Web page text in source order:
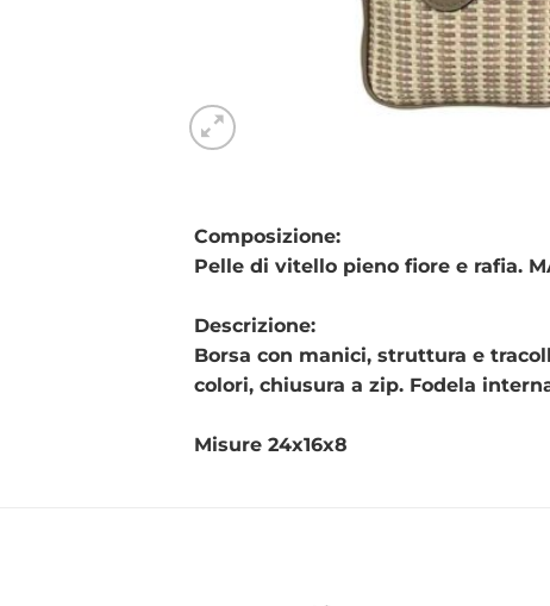
Composizione:
Pelle di vitello pieno fiore e rafia.
Descrizione:
Borsa con manici, struttura e
colori, chiusura a zip. Fodela
Misure 24x16x8